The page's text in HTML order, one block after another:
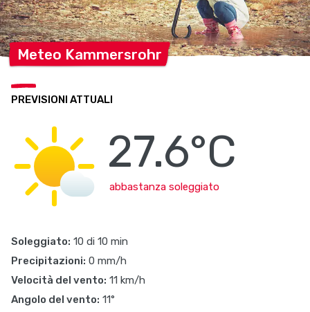
Meteo Kammersrohr
PREVISIONI ATTUALI
27.6°C
abbastanza soleggiato
Soleggiato: 10 di 10 min
Precipitazioni: 0 mm/h
Velocità del vento: 11 km/h
Angolo del vento: 11°